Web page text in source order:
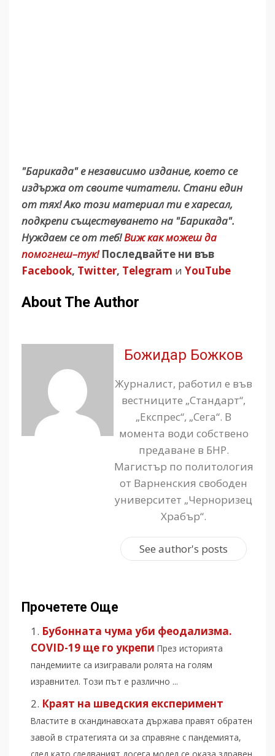
"Барикада" е независимо издание, което се
издържа от своите читатели. Стани един
от тях! Ако този материал ти е харесал,
подкрепи съществуването на "Барикада".
Нуждаем се от теб!Виж как можеш да
помогнеш–тук! Последвайте ни във
Facebook, Twitter, Telegram и YouTube
About The Author
Божидар Божков
Журналист, работил е във
вестниците „Стандарт“,
„Експрес“, „Сега“. В
момента води собствено
предаване в БНР.
Магистър по политология
от Варненския свободен
университет „Черноризец
Храбър“.
See author's posts
Прочетете Още
Бубонната чума уби феодализма.
COVID-19 ще го укрепи През историята
пандемиите са изигравали ролята на голям
изравнител. Този път е различно ...
Краят на шведския експеримент
Властите в скандинавската държава правят обратен
завой в стратегията си за справяне с пандемията,
след като следваният досега модел се оказа здравен